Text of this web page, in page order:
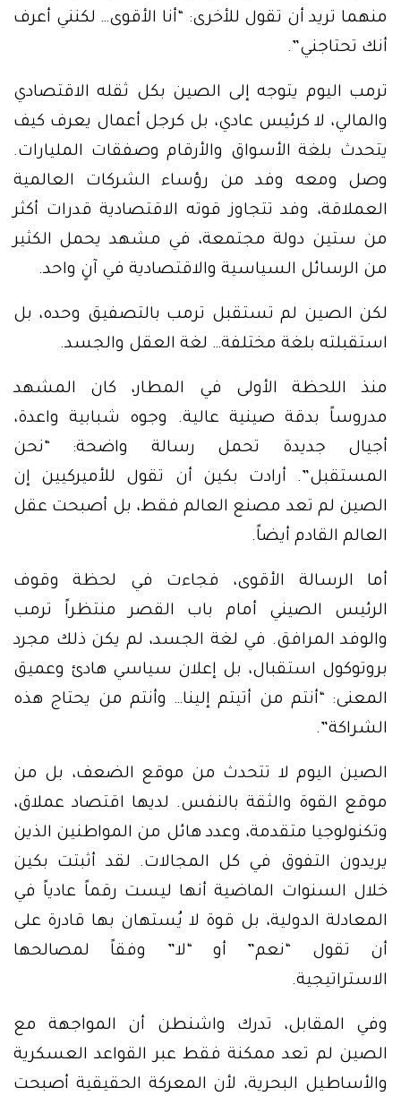
منهما تريد أن تقول للأخرى: “أنا الأقوى… لكنني أعرف
أنك تحتاجني”.
ترمب اليوم يتوجه إلى الصين بكل ثقله الاقتصادي
والمالي، لا كرئيس عادي، بل كرجل أعمال يعرف كيف
يتحدث بلغة الأسواق والأرقام وصفقات المليارات.
وصل ومعه وفد من رؤساء الشركات العالمية
العملاقة، وفد تتجاوز قوته الاقتصادية قدرات أكثر
من ستين دولة مجتمعة، في مشهد يحمل الكثير
من الرسائل السياسية والاقتصادية في آنٍ واحد.
لكن الصين لم تستقبل ترمب بالتصفيق وحده، بل
استقبلته بلغة مختلفة… لغة العقل والجسد.
منذ اللحظة الأولى في المطار، كان المشهد
مدروساً بدقة صينية عالية. وجوه شبابية واعدة،
أجيال جديدة تحمل رسالة واضحة: “نحن
المستقبل”. أرادت بكين أن تقول للأميركيين إن
الصين لم تعد مصنع العالم فقط، بل أصبحت عقل
العالم القادم أيضاً.
أما الرسالة الأقوى، فجاءت في لحظة وقوف
الرئيس الصيني أمام باب القصر منتظراً ترمب
والوفد المرافق. في لغة الجسد، لم يكن ذلك مجرد
بروتوكول استقبال، بل إعلان سياسي هادئ وعميق
المعنى: “أنتم من أتيتم إلينا… وأنتم من يحتاج هذه
الشراكة”.
الصين اليوم لا تتحدث من موقع الضعف، بل من
موقع القوة والثقة بالنفس. لديها اقتصاد عملاق،
وتكنولوجيا متقدمة، وعدد هائل من المواطنين الذين
يريدون التفوق في كل المجالات. لقد أثبتت بكين
خلال السنوات الماضية أنها ليست رقماً عادياً في
المعادلة الدولية، بل قوة لا يُستهان بها قادرة على
أن تقول “نعم” أو “لا” وفقاً لمصالحها
الاستراتيجية.
وفي المقابل، تدرك واشنطن أن المواجهة مع
الصين لم تعد ممكنة فقط عبر القواعد العسكرية
والأساطيل البحرية، لأن المعركة الحقيقية أصبحت